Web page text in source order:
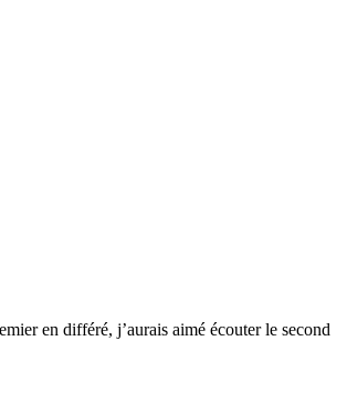
en différé, j’aurais aimé écouter le second